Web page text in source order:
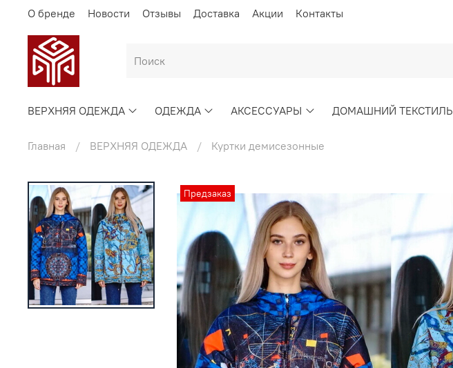
О бренде Новости Отзывы Доставка Акции Контакты
ВЕРХНЯЯ ОДЕЖДА ОДЕЖДА АКСЕССУАРЫ ДОМАШНИЙ ТЕКСТИЛЬ
Главная ВЕРХНЯЯ ОДЕЖДА Куртки демисезонные
Предзаказ